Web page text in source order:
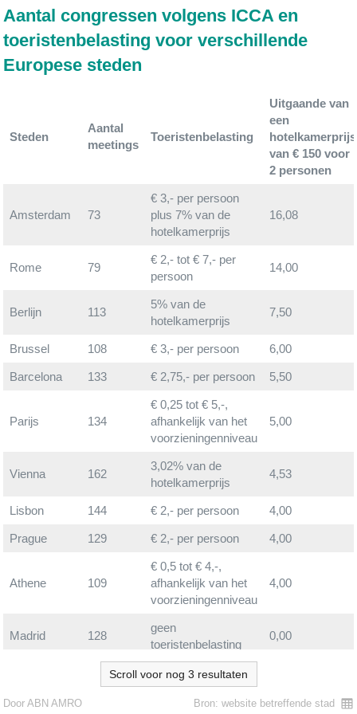
Aantal congressen volgens ICCA en
toeristenbelasting voor verschillende
Europese steden
Steden
Aantal
meetings
Toeristenbelasting
Uitgaande van
een
hotelkamerprijs
van € 150 voor
2 personen
Amsterdam 73
€ 3,- per persoon
plus 7% van de
hotelkamerprijs
16,08
Rome 79
€ 2,- tot € 7,- per
persoon
14,00
Berlijn 113
5% van de
hotelkamerprijs
7,50
Brussel 108 € 3,- per persoon 6,00
Barcelona 133 € 2,75,- per persoon 5,50
Parijs 134
€ 0,25 tot € 5,-,
afhankelijk van het
voorzieningenniveau
5,00
Vienna 162
3,02% van de
hotelkamerprijs
4,53
Lisbon 144 € 2,- per persoon 4,00
Prague 129 € 2,- per persoon 4,00
Athene 109
€ 0,5 tot € 4,-,
afhankelijk van het
voorzieningenniveau
4,00
Madrid 128
geen
toeristenbelasting
0,00
geen
toeristenbelasting
Scroll voor nog 3 resultaten
Door ABN AMRO Bron: website betreffende stad